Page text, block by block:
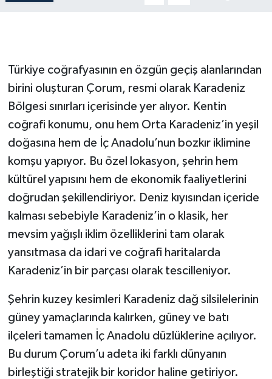
Türkiye coğrafyasının en özgün geçiş alanlarından
birini oluşturan Çorum, resmi olarak Karadeniz
Bölgesi sınırları içerisinde yer alıyor. Kentin
coğrafi konumu, onu hem Orta Karadeniz’in yeşil
doğasına hem de İç Anadolu’nun bozkır iklimine
komşu yapıyor. Bu özel lokasyon, şehrin hem
kültürel yapısını hem de ekonomik faaliyetlerini
doğrudan şekillendiriyor. Deniz kıyısından içeride
kalması sebebiyle Karadeniz’in o klasik, her
mevsim yağışlı iklim özelliklerini tam olarak
yansıtmasa da idari ve coğrafi haritalarda
Karadeniz’in bir parçası olarak tescilleniyor.
Şehrin kuzey kesimleri Karadeniz dağ silsilelerinin
güney yamaçlarında kalırken, güney ve batı
ilçeleri tamamen İç Anadolu düzlüklerine açılıyor.
Bu durum Çorum’u adeta iki farklı dünyanın
birleştiği stratejik bir koridor haline getiriyor.